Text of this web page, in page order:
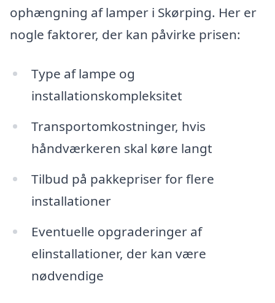
ophængning af lamper i Skørping. Her er
nogle faktorer, der kan påvirke prisen:
Type af lampe og
installationskompleksitet
Transportomkostninger, hvis
håndværkeren skal køre langt
Tilbud på pakkepriser for flere
installationer
Eventuelle opgraderinger af
elinstallationer, der kan være
nødvendige